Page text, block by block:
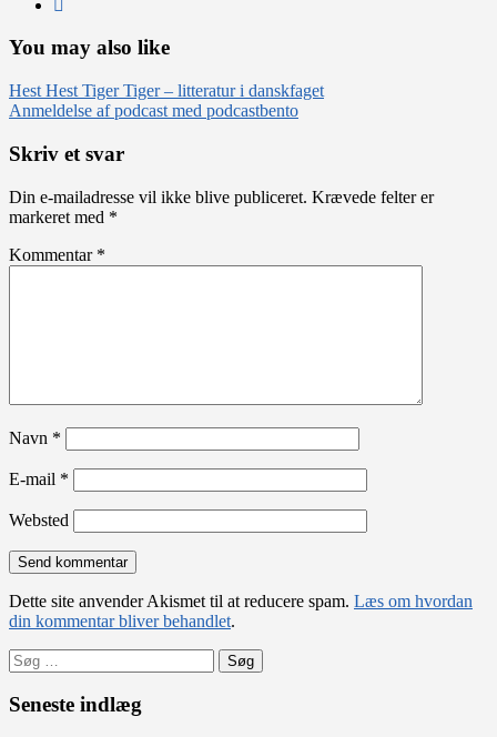
You may also like
Indlægsnavigation
Hest Hest Tiger Tiger – litteratur i danskfaget
Anmeldelse af podcast med podcastbento
Skriv et svar
Din e-mailadresse vil ikke blive publiceret. Krævede felter er
markeret med *
Kommentar *
Navn *
E-mail *
Websted
Dette site anvender Akismet til at reducere spam. Læs om hvordan
din kommentar bliver behandlet.
Søg
efter:
Seneste indlæg